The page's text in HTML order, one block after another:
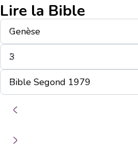
Lire la Bible